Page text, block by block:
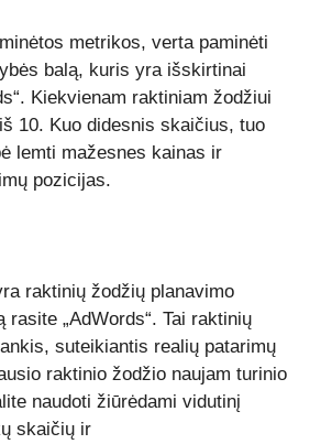
metrikos, verta paminėti
balą, kuris yra išskirtinai
Kiekvienam raktiniam žodžiui
10. Kuo didesnis skaičius, tuo
lemti mažesnes kainas ir
pozicijas.
raktinių žodžių planavimo
rasite „AdWords“. Tai raktinių
suteikiantis realių patarimų
raktinio žodžio naujam turinio
naudoti žiūrėdami vidutinį
skaičių ir